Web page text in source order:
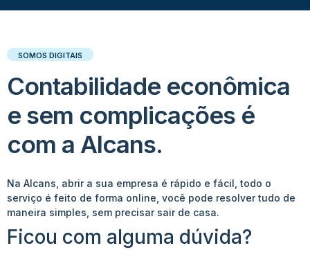
SOMOS DIGITAIS
Contabilidade econômica
e sem complicações é
com a Alcans.
Na Alcans, abrir a sua empresa é rápido e fácil, todo o
serviço é feito de forma online, você pode resolver tudo de
maneira simples, sem precisar sair de casa.
Ficou com alguma dúvida?